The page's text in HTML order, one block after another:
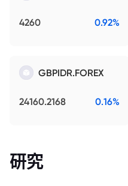
4260 0.92%
GBPIDR.FOREX
24160.2168 0.16%
研究